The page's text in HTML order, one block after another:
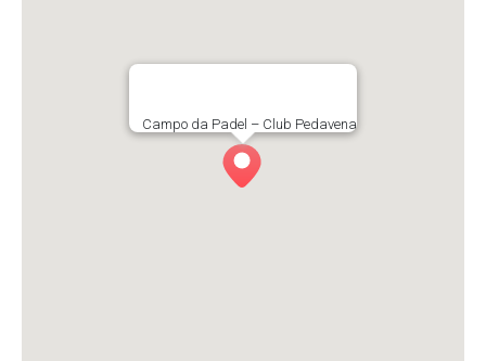
Campo da Padel – Club Pedavena